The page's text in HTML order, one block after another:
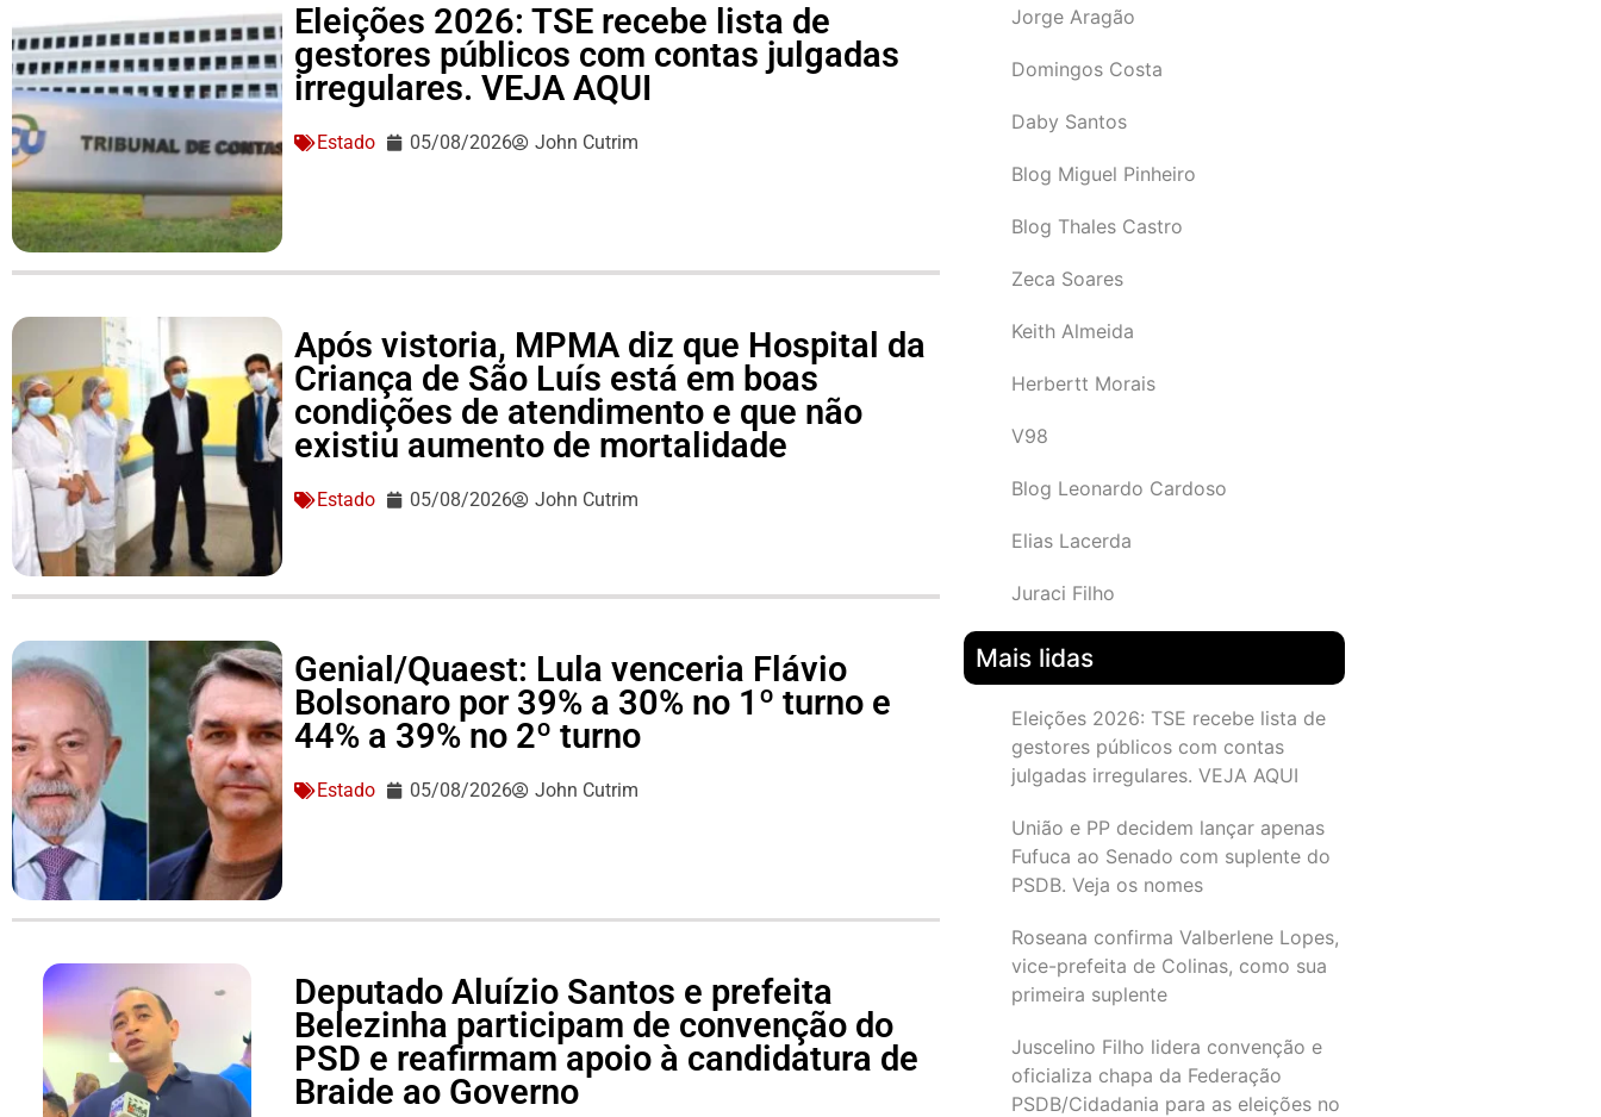
Eleições 2026: TSE recebe lista de
gestores públicos com contas julgadas
irregulares. VEJA AQUI
Estado 05/08/2026 John Cutrim
Após vistoria, MPMA diz que Hospital da
Criança de São Luís está em boas
condições de atendimento e que não
existiu aumento de mortalidade
Estado 05/08/2026 John Cutrim
Genial/Quaest: Lula venceria Flávio
Bolsonaro por 39% a 30% no 1º turno e
44% a 39% no 2º turno
Estado 05/08/2026 John Cutrim
Deputado Aluízio Santos e prefeita
Belezinha participam de convenção do
PSD e reafirmam apoio à candidatura de
Braide ao Governo
Jorge Aragão
Domingos Costa
Daby Santos
Blog Miguel Pinheiro
Blog Thales Castro
Zeca Soares
Keith Almeida
Herbertt Morais
V98
Blog Leonardo Cardoso
Elias Lacerda
Juraci Filho
Mais lidas
Eleições 2026: TSE recebe lista de
gestores públicos com contas
julgadas irregulares. VEJA AQUI
União e PP decidem lançar apenas
Fufuca ao Senado com suplente do
PSDB. Veja os nomes
Roseana confirma Valberlene Lopes,
vice-prefeita de Colinas, como sua
primeira suplente
Juscelino Filho lidera convenção e
oficializa chapa da Federação
PSDB/Cidadania para as eleições no